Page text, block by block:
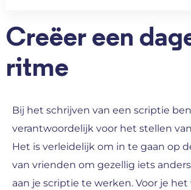
Creëer een
ritme
Bij het schrijven van een scriptie
verantwoordelijk voor het stellen
Het is verleidelijk om in te gaan op
van vrienden om gezellig iets
aan je scriptie te werken. Voor je het